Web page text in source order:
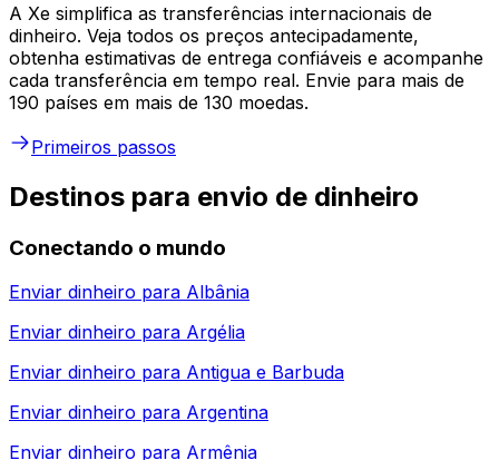
A Xe simplifica as transferências internacionais de
dinheiro. Veja todos os preços antecipadamente,
obtenha estimativas de entrega confiáveis e acompanhe
cada transferência em tempo real. Envie para mais de
190 países em mais de 130 moedas.
Primeiros passos
Destinos para envio de dinheiro
Conectando o mundo
Enviar dinheiro para Albânia
Enviar dinheiro para Argélia
Enviar dinheiro para Antigua e Barbuda
Enviar dinheiro para Argentina
Enviar dinheiro para Armênia